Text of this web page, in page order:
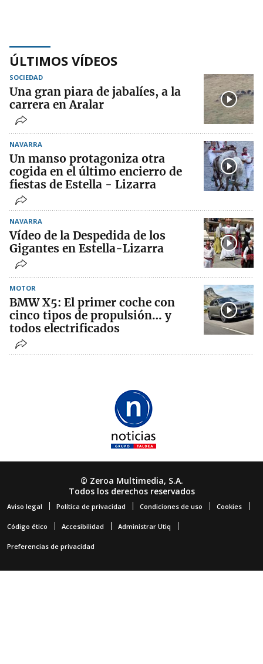
ÚLTIMOS VÍDEOS
SOCIEDAD
Una gran piara de jabalíes, a la
carrera en Aralar
NAVARRA
Un manso protagoniza otra
cogida en el último encierro de
fiestas de Estella - Lizarra
NAVARRA
Vídeo de la Despedida de los
Gigantes en Estella-Lizarra
MOTOR
BMW X5: El primer coche con
cinco tipos de propulsión… y
todos electrificados
© Zeroa Multimedia, S.A.
Todos los derechos reservados
Aviso legal Política de privacidad Condiciones de uso Cookies
Código ético Accesibilidad Administrar Utiq
Preferencias de privacidad